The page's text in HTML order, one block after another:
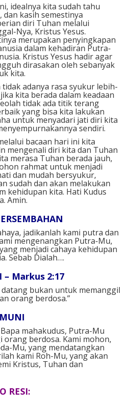
idealnya kita sudah tahu
dan kasih semestinya
diri Tuhan melalui
Nya, Kristus Yesus.
merupakan penyingkapan
dalam kehadiran Putra-
Kristus Yesus hadir agar
dirasakan oleh sebanyak
kita.
adanya rasa syukur lebih-
kita berada dalam keadaan
tidak ada titik terang
yang bisa kita lakukan
untuk menyadari jati diri kita
sendiri.
bacaan hari ini kita
mengenali diri kita dan Tuhan
merasa Tuhan berada jauh,
rahmat untuk menjadi
dan mudah bersyukur,
sudah dan akan melakukan
kehidupan kita. Hati Kudus
Amin.
jadikanlah kami putra dan
mengenangkan Putra-Mu,
menjadi cahaya kehidupan
Sebab Dialah….
– Markus 2:17
datang bukan untuk memanggil
orang berdosa.”
mahakudus, Putra-Mu
berdosa. Kami mohon,
Mu, yang mendatangkan
kami Roh-Mu, yang akan
Kristus, Tuhan dan
RESI: